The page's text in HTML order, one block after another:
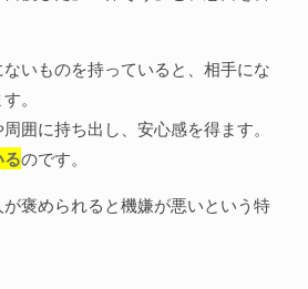
いものを持っていると、相手にな
。
囲に持ち出し、安心感を得ます。
のです。
褒められると機嫌が悪いという特